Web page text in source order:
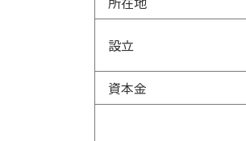
設立
資本金